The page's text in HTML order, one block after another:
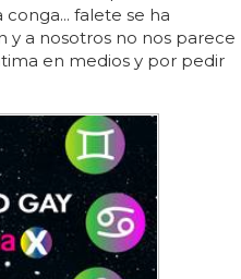
falete se ha
y a nosotros no nos parece
en medios y por pedir